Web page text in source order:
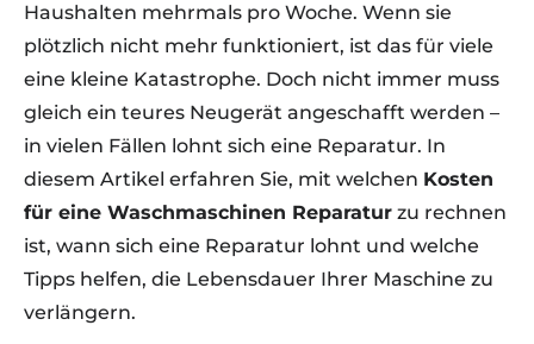
Haushalten mehrmals pro Woche. Wenn sie
plötzlich nicht mehr funktioniert, ist das für viele
eine kleine Katastrophe. Doch nicht immer muss
gleich ein teures Neugerät angeschafft werden –
in vielen Fällen lohnt sich eine Reparatur. In
diesem Artikel erfahren Sie, mit welchen Kosten
für eine Waschmaschinen Reparatur zu rechnen
ist, wann sich eine Reparatur lohnt und welche
Tipps helfen, die Lebensdauer Ihrer Maschine zu
verlängern.